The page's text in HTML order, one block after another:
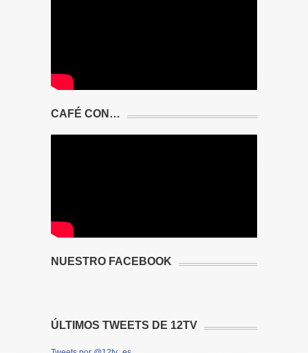
CAFÉ CON…
NUESTRO FACEBOOK
ÚLTIMOS TWEETS DE 12TV